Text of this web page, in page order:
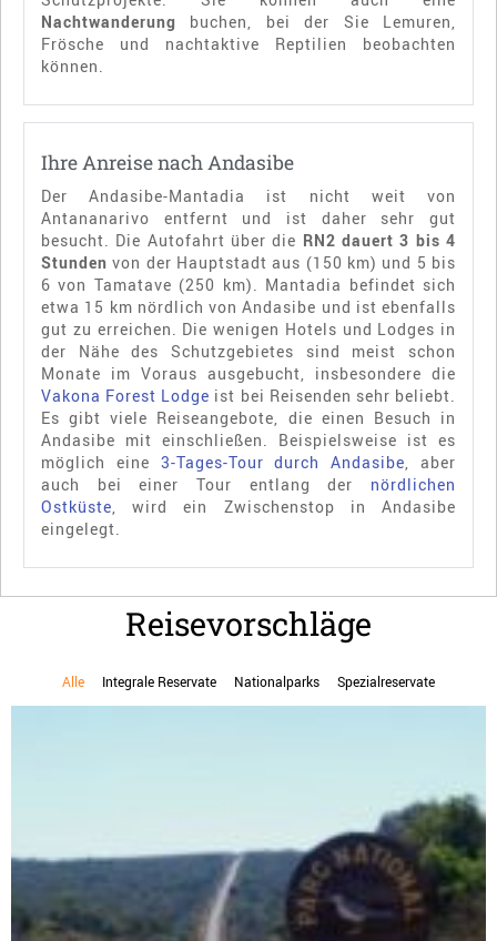
Nachtwanderung
buchen, bei der Sie Lemuren,
Frösche und nachtaktive Reptilien beobachten
können.
Ihre Anreise nach Andasibe
Der Andasibe-Mantadia ist nicht weit von
Antananarivo entfernt und ist daher sehr gut
besucht. Die Autofahrt über die RN2 dauert 3 bis 4
Stunden von der Hauptstadt aus (150 km) und 5 bis
6 von Tamatave (250 km). Mantadia befindet sich
etwa 15 km nördlich von Andasibe und ist ebenfalls
gut zu erreichen. Die wenigen Hotels und Lodges in
der Nähe des Schutzgebietes sind meist schon
Monate im Voraus ausgebucht, insbesondere die
Vakona Forest Lodge ist bei Reisenden sehr beliebt.
Es gibt viele Reiseangebote, die einen Besuch in
Andasibe mit einschließen. Beispielsweise ist es
möglich eine 3-Tages-Tour durch Andasibe , aber
auch bei einer Tour entlang der nördlichen
Ostküste , wird ein Zwischenstop in Andasibe
eingelegt.
Reisevorschläge
Alle Integrale Reservate Nationalparks Spezialreservate